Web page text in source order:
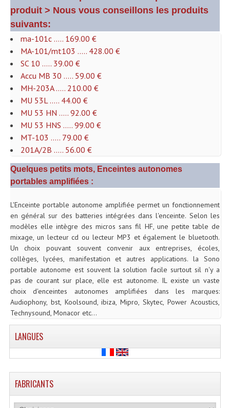
Microphones Scène Et Studio
Microphones Filaires
Micro Sans Fil HF VHF 200MHZ
Micro Sans Fil HF UHF 800MHZ
Microphones De Surface
Multi-Effets, Reverbes Etc...
Portes Voix Mégaphones
Pupitre Pour Discours
Samplers, Échantillonneurs
Système Sans Fil In-Ear Monitoring
Table Mixages Et Contrôleurs & Consoles
Tables De Mixage DJ
Controleurs DJ USB / MP3
Consoles Numériques
Consoles Amplifiées
produit > Nous vous conseillons les produits
suivants:
ma-101c ..... 169.00 €
MA-101/mt103 ..... 428.00 €
SC 10 ..... 39.00 €
Accu MB 30 ..... 59.00 €
MH-203A ..... 210.00 €
MU 53L ..... 44.00 €
MU 53 HN ..... 92.00 €
MU 53 HNS ..... 99.00 €
MT-103 ..... 79.00 €
201A/2B ..... 56.00 €
Quelques petits mots, Enceintes autonomes
portables amplifiées :
L'Enceinte portable autonome amplifiée permet un fonctionnement
en général sur des batteries intégrées dans l'enceinte. Selon les
modèles elle intègre des micros sans fil HF, une petite table de
mixage, un lecteur cd ou lecteur MP3 et également le bluetooth.
Un choix pouvant souvent convenir aux entreprises, écoles,
collèges, lycées, manifestation et autres applications. la Sono
portable autonome est souvent la solution facile surtout sil n'y a
pas de courant sur place, elle est autonome. IL existe un vaste
choix d'enceintes autonomes amplifiées dans les marques:
Audiophony, bst, Koolsound, ibiza, Mipro, Skytec, Power Acoustics,
Technysound, Monacor etc...
LANGUES
FABRICANTS